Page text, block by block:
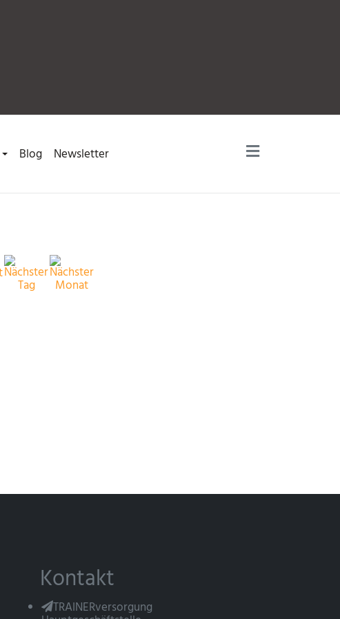
Blog Newsletter
Kontakt
TRAINERversorgung